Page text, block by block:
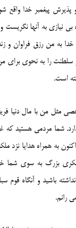
پیغمبر خدا واقع
نیازی به آنها نگریست
خدا به من رزق فراوان
سلطنت را به نحوی برای
است.
من با مال دنیا
شما مردمی هستید كه
به همراه هدایا نزد
بزرگ به سوی شما
باشید و آنگاه قوم
رانم.